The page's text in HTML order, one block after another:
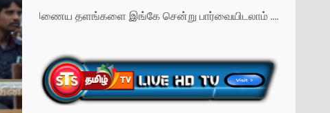
எமது இணைய தளங்களை இங்கே சென்று பார்வையிடலாம் ....